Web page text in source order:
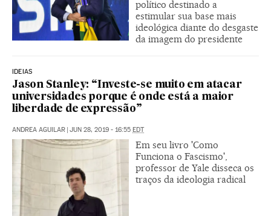
político destinado a
estimular sua base mais
ideológica diante do desgaste
da imagem do presidente
IDEIAS
Jason Stanley: “Investe-se muito em atacar
universidades porque é onde está a maior
liberdade de expressão”
ANDREA AGUILAR | JUN 28, 2019 - 16:55 EDT
Em seu livro 'Como
Funciona o Fascismo',
professor de Yale disseca os
traços da ideologia radical